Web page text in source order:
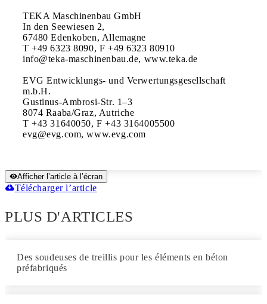
TEKA Maschinenbau GmbH
In den Seewiesen 2,
67480 Edenkoben, Allemagne
T +49 6323 8090, F +49 6323 80910
info@teka-maschinenbau.de, www.teka.de
EVG Entwicklungs- und Verwertungsgesellschaft
m.b.H.
Gustinus-Ambrosi-Str. 1–3
8074 Raaba/Graz, Autriche
T +43 31640050, F +43 3164005500
evg@evg.com, www.evg.com
Afficher l’article à l’écran
Télécharger l’article
PLUS D'ARTICLES
Des soudeuses de treillis pour les éléments en béton
préfabriqués